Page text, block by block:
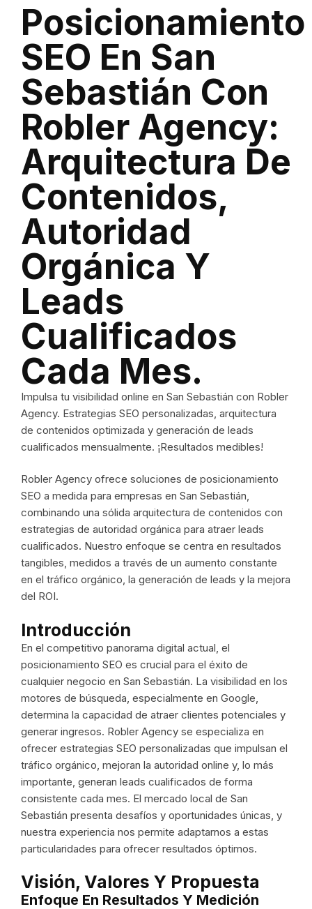
Posicionamiento
SEO En San
Sebastián Con
Robler Agency:
Arquitectura De
Contenidos,
Autoridad
Orgánica Y
Leads
Cualificados
Cada Mes.
Impulsa tu visibilidad online en San Sebastián con Robler
Agency. Estrategias SEO personalizadas, arquitectura
de contenidos optimizada y generación de leads
cualificados mensualmente. ¡Resultados medibles!
Robler Agency ofrece soluciones de posicionamiento
SEO a medida para empresas en San Sebastián,
combinando una sólida arquitectura de contenidos con
estrategias de autoridad orgánica para atraer leads
cualificados. Nuestro enfoque se centra en resultados
tangibles, medidos a través de un aumento constante
en el tráfico orgánico, la generación de leads y la mejora
del ROI.
Introducción
En el competitivo panorama digital actual, el
posicionamiento SEO es crucial para el éxito de
cualquier negocio en San Sebastián. La visibilidad en los
motores de búsqueda, especialmente en Google,
determina la capacidad de atraer clientes potenciales y
generar ingresos. Robler Agency se especializa en
ofrecer estrategias SEO personalizadas que impulsan el
tráfico orgánico, mejoran la autoridad online y, lo más
importante, generan leads cualificados de forma
consistente cada mes. El mercado local de San
Sebastián presenta desafíos y oportunidades únicas, y
nuestra experiencia nos permite adaptarnos a estas
particularidades para ofrecer resultados óptimos.
Visión, Valores Y Propuesta
Enfoque En Resultados Y Medición